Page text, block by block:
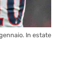
In estate